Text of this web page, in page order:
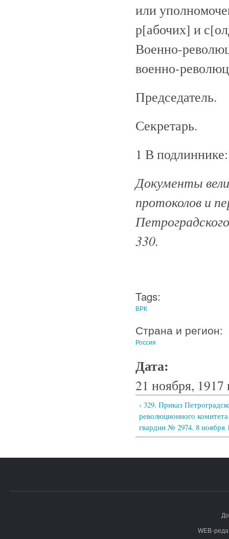
или
р[абочих] и
Военно-
военно-
Председатель.
Секретарь.
1 В
Документы
протоколов и
330.
Tags:
ВРК
Страна и регион:
Россия
Дата:
21 ноября, 1917
‹ 329. Приказ
революционного
гвардии № 2974. 8 ноября
WEB-